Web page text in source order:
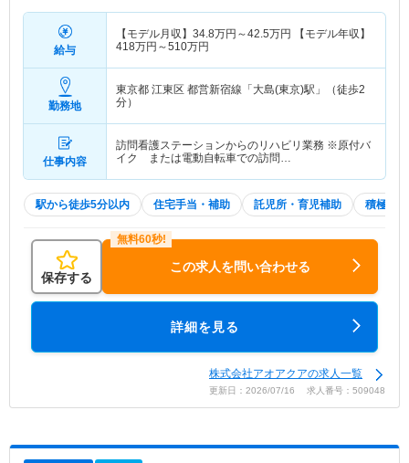
給与
【モデル月収】 34.8万円～42.5万円
【モデル年収】
418万円～510万円
勤務地
東京都 江東区 都営新宿線「大島(東京)駅」（徒歩2
分）
仕事内容
訪問看護ステーションからのリハビリ業務 ※原付バ
イク または電動自転車での訪問…
駅から徒歩5分以内 住宅手当・補助 託児所・育児補助 積極採
保存する
この求人を問い合わせる
詳細を見る
株式会社アオアクアの求人一覧
更新日：2026/07/16 求人番号：509048